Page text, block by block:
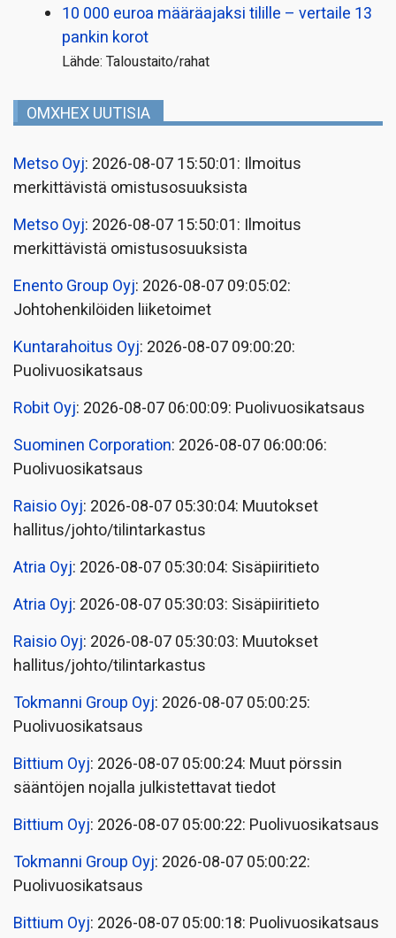
10 000 euroa määräajaksi tilille – vertaile 13
pankin korot
Lähde: Taloustaito/rahat
OMXHEX UUTISIA
Metso Oyj: 2026-08-07 15:50:01: Ilmoitus
merkittävistä omistusosuuksista
Metso Oyj: 2026-08-07 15:50:01: Ilmoitus
merkittävistä omistusosuuksista
Enento Group Oyj: 2026-08-07 09:05:02:
Johtohenkilöiden liiketoimet
Kuntarahoitus Oyj: 2026-08-07 09:00:20:
Puolivuosikatsaus
Robit Oyj: 2026-08-07 06:00:09: Puolivuosikatsaus
Suominen Corporation: 2026-08-07 06:00:06:
Puolivuosikatsaus
Raisio Oyj: 2026-08-07 05:30:04: Muutokset
hallitus/johto/tilintarkastus
Atria Oyj: 2026-08-07 05:30:04: Sisäpiiritieto
Atria Oyj: 2026-08-07 05:30:03: Sisäpiiritieto
Raisio Oyj: 2026-08-07 05:30:03: Muutokset
hallitus/johto/tilintarkastus
Tokmanni Group Oyj: 2026-08-07 05:00:25:
Puolivuosikatsaus
Bittium Oyj: 2026-08-07 05:00:24: Muut pörssin
sääntöjen nojalla julkistettavat tiedot
Bittium Oyj: 2026-08-07 05:00:22: Puolivuosikatsaus
Tokmanni Group Oyj: 2026-08-07 05:00:22:
Puolivuosikatsaus
Bittium Oyj: 2026-08-07 05:00:18: Puolivuosikatsaus